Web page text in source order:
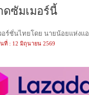
ดซัมเมอร์นี้
อร์ชั่นไทยโดย นายน้อยแห่งแ
ที่ : 12 มิถุนายน 2569